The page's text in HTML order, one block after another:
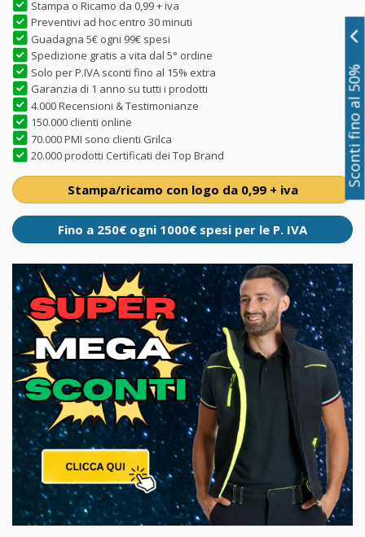
Stampa o Ricamo da 0,99 + iva
Preventivi ad hoc entro 30 minuti
Guadagna 5€ ogni 99€ spesi
Spedizione gratis a vita dal 5° ordine
Solo per P.IVA sconti fino al 15% extra
Garanzia di 1 anno su tutti i prodotti
4.000 Recensioni & Testimonianze
150.000 clienti online
70.000 PMI sono clienti Grilca
20.000 prodotti Certificati dei Top Brand
Stampa/ricamo con logo da 0,99 + iva
Fino a 250€ ogni 1000€ spesi per le P. IVA
Sconti fino al 50%